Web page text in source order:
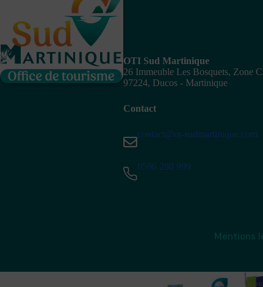
OTI Sud Martinique
26 Immeuble Les Bosquets, Zone
97224, Ducos - Martinique
Contact
contact@ot-sudmartinique.com
0596 280 999
Mentions